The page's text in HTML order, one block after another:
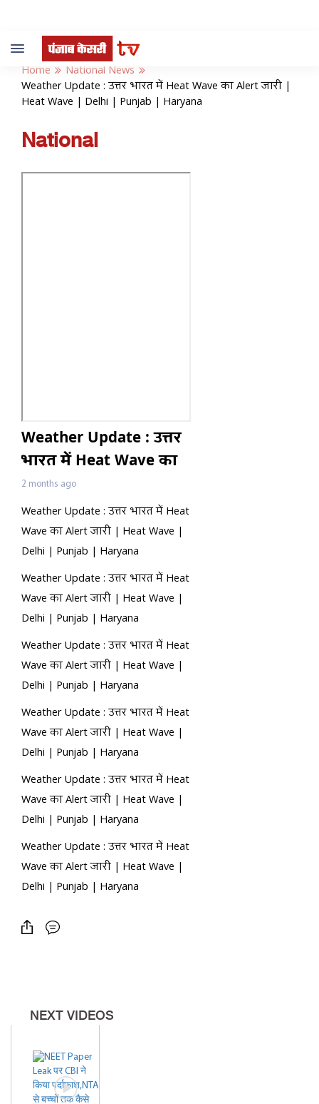
Toggle
navigation
Home
National News
Weather Update : उत्तर भारत में Heat Wave का Alert जारी |
Heat Wave | Delhi | Punjab | Haryana
National
Weather Update : उत्तर
भारत में Heat Wave का
Alert जारी | Heat Wave
| Delhi | Punjab |
Haryana
2 months ago
Weather Update : उत्तर भारत में Heat
Wave का Alert जारी | Heat Wave |
Delhi | Punjab | Haryana
Weather Update : उत्तर भारत में Heat
Wave का Alert जारी | Heat Wave |
Delhi | Punjab | Haryana
Weather Update : उत्तर भारत में Heat
Wave का Alert जारी | Heat Wave |
Delhi | Punjab | Haryana
Weather Update : उत्तर भारत में Heat
Wave का Alert जारी | Heat Wave |
Delhi | Punjab | Haryana
Weather Update : उत्तर भारत में Heat
Wave का Alert जारी | Heat Wave |
Delhi | Punjab | Haryana
Weather Update : उत्तर भारत में Heat
Wave का Alert जारी | Heat Wave |
Delhi | Punjab | Haryana
NEXT VIDEOS